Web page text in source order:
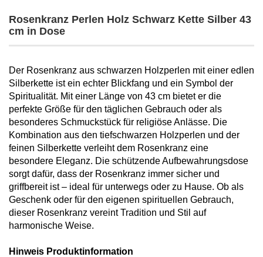
Rosenkranz Perlen Holz Schwarz Kette Silber 43
cm in Dose
Der Rosenkranz aus schwarzen Holzperlen mit einer edlen
Silberkette ist ein echter Blickfang und ein Symbol der
Spiritualität. Mit einer Länge von 43 cm bietet er die
perfekte Größe für den täglichen Gebrauch oder als
besonderes Schmuckstück für religiöse Anlässe. Die
Kombination aus den tiefschwarzen Holzperlen und der
feinen Silberkette verleiht dem Rosenkranz eine
besondere Eleganz. Die schützende Aufbewahrungsdose
sorgt dafür, dass der Rosenkranz immer sicher und
griffbereit ist – ideal für unterwegs oder zu Hause. Ob als
Geschenk oder für den eigenen spirituellen Gebrauch,
dieser Rosenkranz vereint Tradition und Stil auf
harmonische Weise.
Hinweis Produktinformation